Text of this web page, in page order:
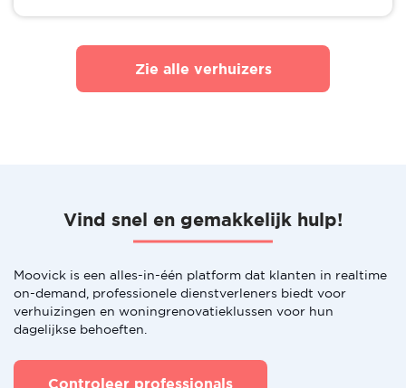
Zie alle verhuizers
Vind snel en gemakkelijk hulp!
Moovick is een alles-in-één platform dat klanten in realtime
on-demand, professionele dienstverleners biedt voor
verhuizingen en woningrenovatieklussen voor hun
dagelijkse behoeften.
Controleer professionals